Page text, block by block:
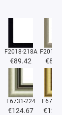
F2018-218A
€89.42
F2018-
€89.42
F6731-224
€124.67
F6731-
€